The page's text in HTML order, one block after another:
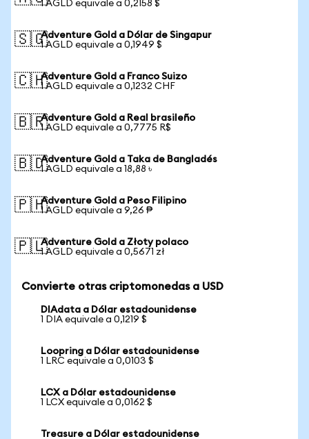
1 AGLD equivale a 0,2158 $
🇸🇬Adventure Gold a Dólar de Singapur
1 AGLD equivale a 0,1949 $
🇨🇭Adventure Gold a Franco Suizo
1 AGLD equivale a 0,1232 CHF
🇧🇷Adventure Gold a Real brasileño
1 AGLD equivale a 0,7775 R$
🇧🇩Adventure Gold a Taka de Bangladés
1 AGLD equivale a 18,88 ৳
🇵🇭Adventure Gold a Peso Filipino
1 AGLD equivale a 9,26 ₱
🇵🇱Adventure Gold a Złoty polaco
1 AGLD equivale a 0,5671 zł
Convierte otras criptomonedas a USD
DIAdata a Dólar estadounidense
1 DIA equivale a 0,1219 $
Loopring a Dólar estadounidense
1 LRC equivale a 0,0103 $
LCX a Dólar estadounidense
1 LCX equivale a 0,0162 $
Treasure a Dólar estadounidense